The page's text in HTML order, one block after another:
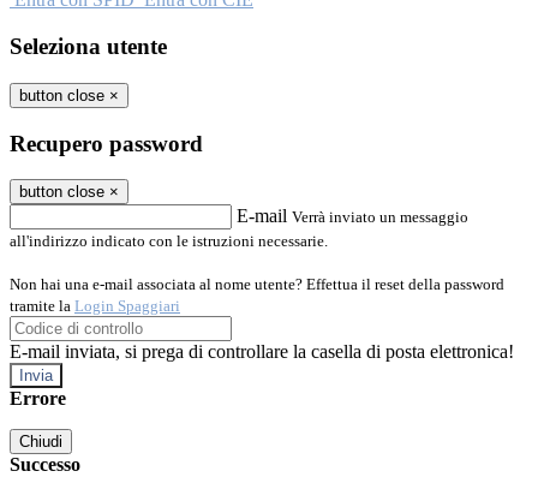
Seleziona utente
button close ×
Recupero password
button close ×
E-mail Verrà inviato un messaggio
all'indirizzo indicato con le istruzioni necessarie.
Non hai una e-mail associata al nome utente? Effettua il reset della password
tramite la Login Spaggiari
E-mail inviata, si prega di controllare la casella di posta elettronica!
Errore
Chiudi
Successo